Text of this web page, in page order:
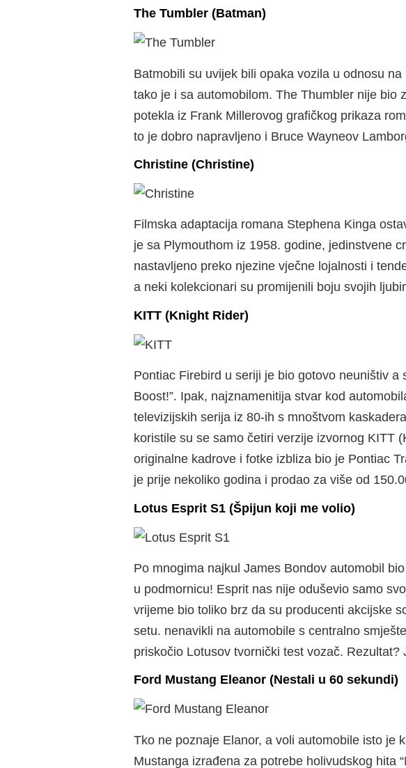
The Tumbler (Batman)
Batmobili su uvijek bili opaka vozila u odnosu
tako je i sa automobilom. The Thumbler nije bio
potekla iz Frank Millerovog grafičkog prikaza
to je dobro napravljeno i Bruce Wayneov
Christine (Christine)
Filmska adaptacija romana Stephena Kinga
je sa Plymouthom iz 1958. godine, jedinstvene
nastavljeno preko njezine vječne lojalnosti i
a neki kolekcionari su promijenili boju svojih
KITT (Knight Rider)
Pontiac Firebird u seriji je bio gotovo neuništiv
Boost!”. Ipak, najznamenitija stvar kod
televizijskih serija iz 80-ih s mnoštvom
koristile su se samo četiri verzije izvornog KITT
originalne kadrove i fotke izbliza bio je Pontiac
je prije nekoliko godina i prodao za više od
Lotus Esprit S1 (Špijun koji me volio)
Po mnogima najkul James Bondov automobil
u podmornicu! Esprit nas nije oduševio samo
vrijeme bio toliko brz da su producenti akcijske
setu. nenavikli na automobile s centralno
priskočio Lotusov tvornički test vozač.
Ford Mustang Eleanor (Nestali u 60 sekundi)
Tko ne poznaje Elanor, a voli automobile isto je
Mustanga izrađena za potrebe holivudskog hita